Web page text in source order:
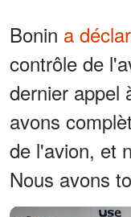
Bonin a
contrôle de
dernier appel
avons
de l'avion, et
Nous avons